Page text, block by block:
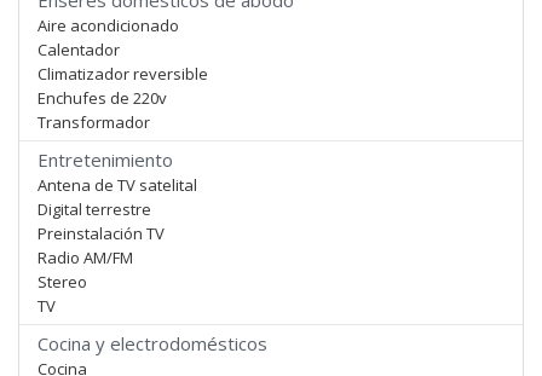
Aire acondicionado
Calentador
Climatizador reversible
Enchufes de 220v
Transformador
Entretenimiento
Antena de TV satelital
Digital terrestre
Preinstalación TV
Radio AM/FM
Stereo
TV
Cocina y electrodomésticos
Cocina